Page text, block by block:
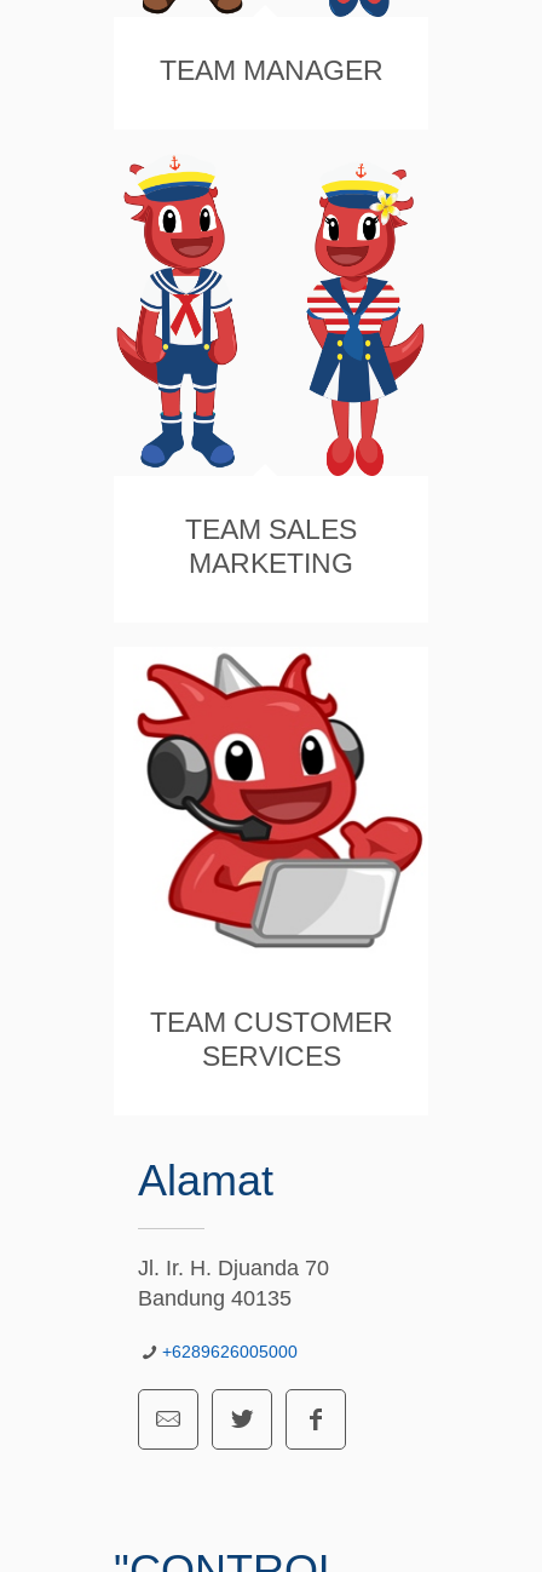
TEAM MANAGER
TEAM SALES
MARKETING
TEAM CUSTOMER
SERVICES
Alamat
Jl. Ir. H. Djuanda 70
Bandung 40135
+6289626005000